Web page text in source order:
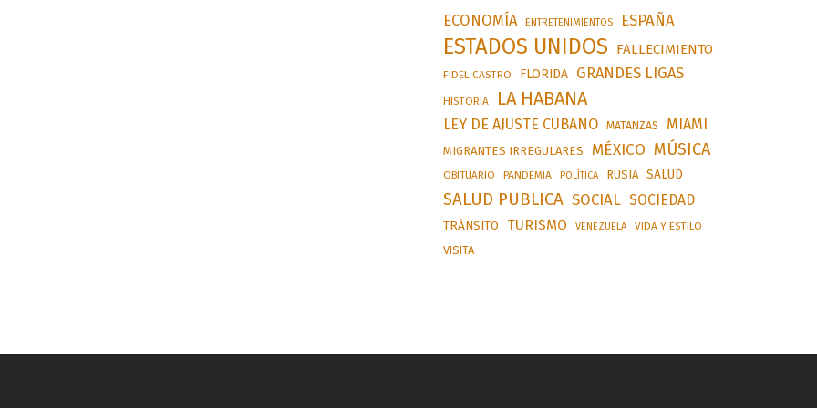
ECONOMÍA ENTRETENIMIENTOS ESPAÑA
ESTADOS UNIDOS FALLECIMIENTO
FIDEL CASTRO FLORIDA GRANDES LIGAS
HISTORIA LA HABANA
LEY DE AJUSTE CUBANO MATANZAS MIAMI
MIGRANTES IRREGULARES MÉXICO MÚSICA
OBITUARIO PANDEMIA POLÍTICA RUSIA SALUD
SALUD PUBLICA SOCIAL SOCIEDAD
TRÁNSITO TURISMO VENEZUELA VIDA Y ESTILO
VISITA